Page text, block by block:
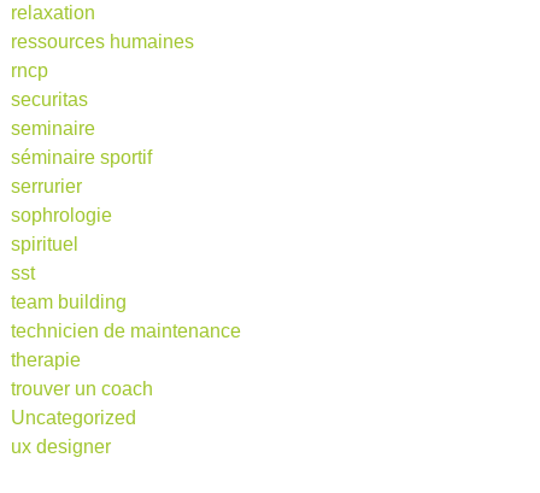
relaxation
ressources humaines
rncp
securitas
seminaire
séminaire sportif
serrurier
sophrologie
spirituel
sst
team building
technicien de maintenance
therapie
trouver un coach
Uncategorized
ux designer